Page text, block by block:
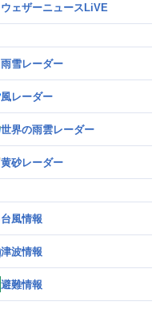
ウェザーニュースLiVE
雨雪レーダー
風レーダー
世界の雨雲レーダー
黄砂レーダー
台風情報
津波情報
避難情報